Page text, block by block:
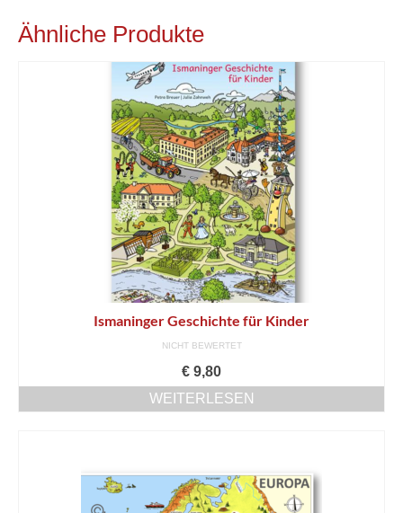
Ähnliche Produkte
Ismaninger Geschichte für Kinder
NICHT BEWERTET
€ 9,80
WEITERLESEN